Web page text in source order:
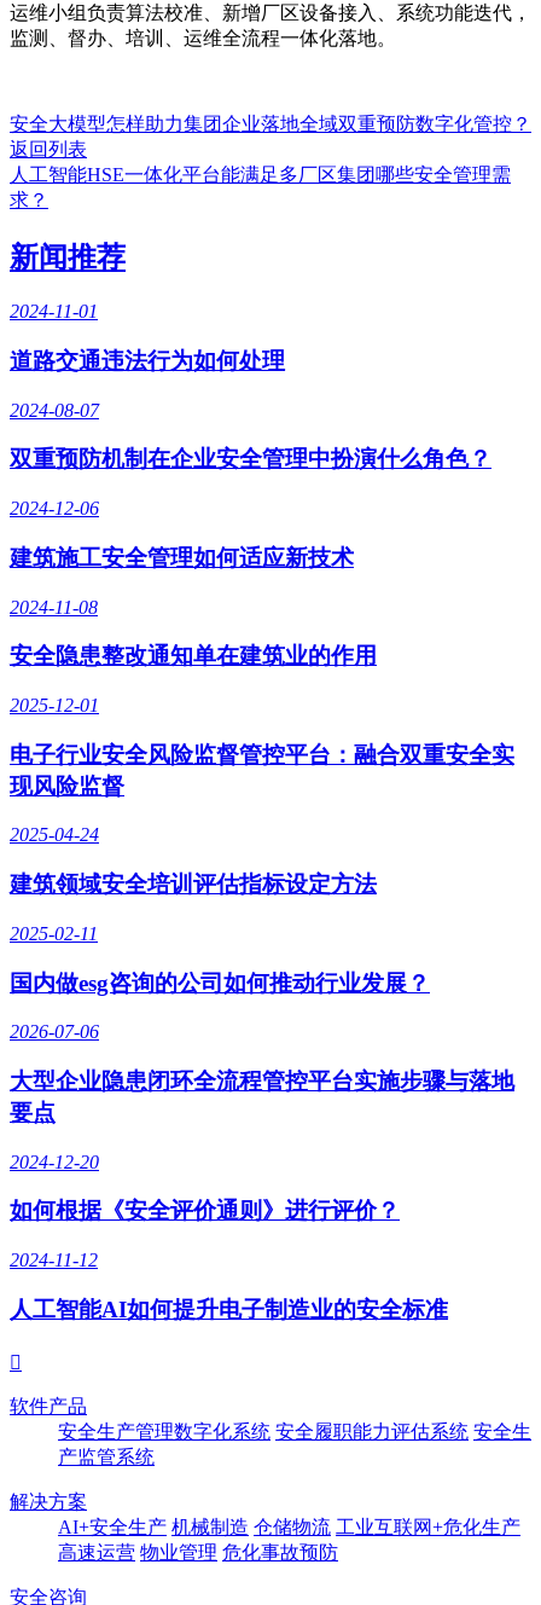
运维小组负责算法校准、新增厂区设备接入、系统功能迭代，
监测、督办、培训、运维全流程一体化落地。
安全大模型怎样助力集团企业落地全域双重预防数字化管控？
返回列表
人工智能HSE一体化平台能满足多厂区集团哪些安全管理需
求？
新闻推荐
2024-11-01
道路交通违法行为如何处理
2024-08-07
双重预防机制在企业安全管理中扮演什么角色？
2024-12-06
建筑施工安全管理如何适应新技术
2024-11-08
安全隐患整改通知单在建筑业的作用
2025-12-01
电子行业安全风险监督管控平台：融合双重安全实
现风险监督
2025-04-24
建筑领域安全培训评估指标设定方法
2025-02-11
国内做esg咨询的公司如何推动行业发展？
2026-07-06
大型企业隐患闭环全流程管控平台实施步骤与落地
要点
2024-12-20
如何根据《安全评价通则》进行评价？
2024-11-12
人工智能AI如何提升电子制造业的安全标准

软件产品
安全生产管理数字化系统 安全履职能力评估系统 安全生
产监管系统
解决方案
AI+安全生产 机械制造 仓储物流 工业互联网+危化生产
高速运营 物业管理 危化事故预防
安全咨询